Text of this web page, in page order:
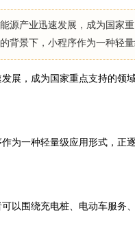
产业迅速发展，成为国家重
景下，小程序作为一种轻量
，成为国家重点支持的领
一种轻量级应用形式，正
围绕充电桩、电动车服务